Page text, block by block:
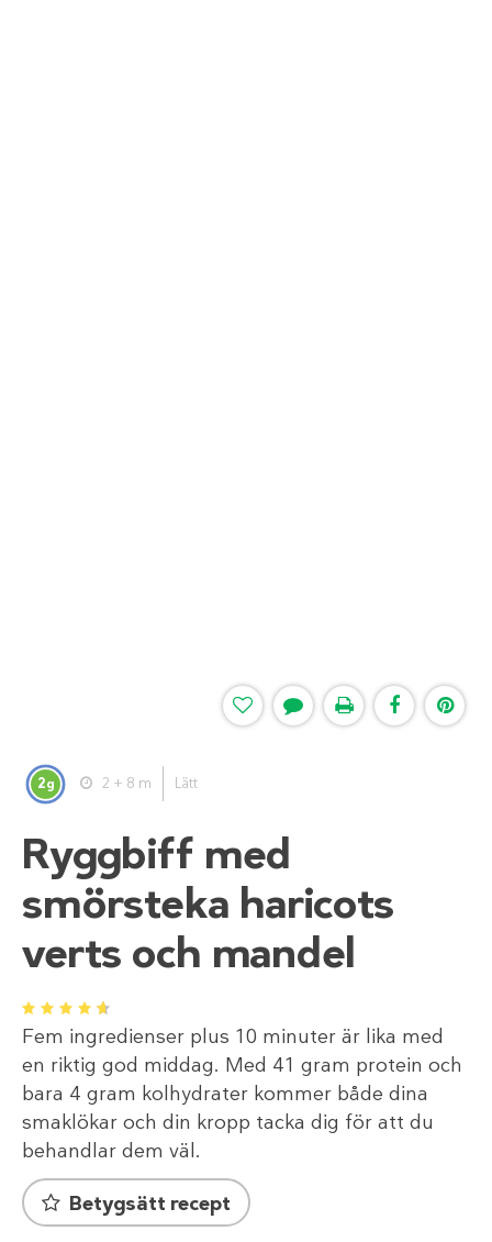
2g 2 + 8 m Lätt
Ryggbiff med
smörsteka haricots
verts och mandel
1 2 3 4 5
Fem ingredienser plus 10 minuter är lika med
en riktig god middag. Med 41 gram protein och
bara 4 gram kolhydrater kommer både dina
smaklökar och din kropp tacka dig för att du
behandlar dem väl.
Betygsätt recept